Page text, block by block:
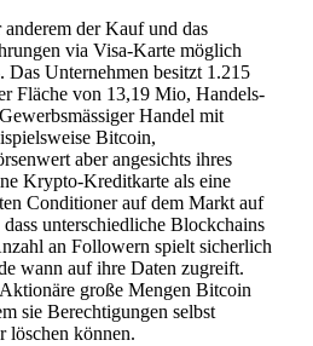
der Kauf und das
via Visa-Karte möglich
Das Unternehmen besitzt 1.215
Fläche von 13,19 Mio, Handels-
Handel mit
Bitcoin,
aber angesichts ihres
Krypto-Kreditkarte als eine
Conditioner auf dem Markt auf
unterschiedliche Blockchains
an Followern spielt sicherlich
wann auf ihre Daten zugreift.
große Mengen Bitcoin
sie Berechtigungen selbst
löschen können.